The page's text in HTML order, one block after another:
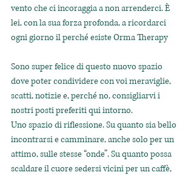
vento che ci incoraggia a non arrenderci. È
lei, con la sua forza profonda, a ricordarci
ogni giorno il perché esiste Orma Therapy
Sono super felice di questo nuovo spazio
dove poter condividere con voi meraviglie,
scatti, notizie e, perché no, consigliarvi i
nostri posti preferiti qui intorno.
Uno spazio di riflessione. Su quanto sia bello
incontrarsi e camminare, anche solo per un
attimo, sulle stesse “onde”. Su quanto possa
scaldare il cuore sedersi vicini per un caffè,